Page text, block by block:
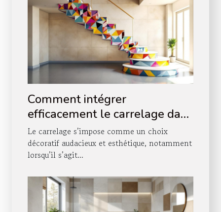
Comment intégrer
efficacement le carrelage dans
votre décoration d'escalier ?
Le carrelage s’impose comme un choix
décoratif audacieux et esthétique, notamment
lorsqu’il s’agit...